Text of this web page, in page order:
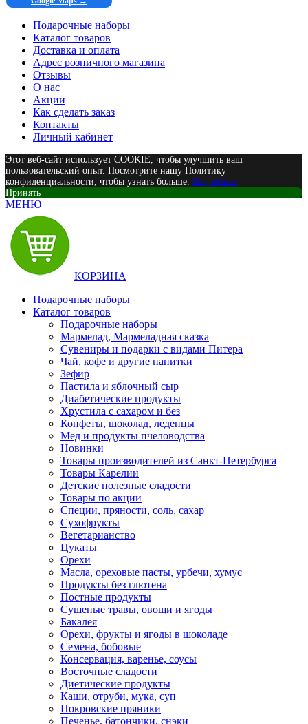
Подарочные наборы
Каталог товаров
Доставка и оплата
Адрес розничного магазина
Отзывы
О нас
Акции
Как сделать заказ
Контакты
Личный кабинет
Этот веб-сайт использует COOKIE, чтобы улучшить ваш
пользовательский опыт. Посмотрите нашу Политику
конфиденциальности, чтобы узнать больше. Подробнее
Принять
МЕНЮ
КОРЗИНА
Подарочные наборы
Каталог товаров
Подарочные наборы
Мармелад, Мармеладная сказка
Сувениры и подарки с видами Питера
Чай, кофе и другие напитки
Зефир
Пастила и яблочный сыр
Диабетические продукты
Хрустила с сахаром и без
Конфеты, шоколад, леденцы
Мед и продукты пчеловодства
Новинки
Товары производителей из Санкт-Петербурга
Товары Карелии
Детские полезные сладости
Товары по акции
Специи, пряности, соль, сахар
Сухофрукты
Вегетарианство
Цукаты
Орехи
Масла, ореховые пасты, урбечи, хумус
Продукты без глютена
Постные продукты
Сушеные травы, овощи и ягоды
Бакалея
Орехи, фрукты и ягоды в шоколаде
Семена, бобовые
Консервация, варенье, соусы
Восточные сладости
Диетические продукты
Каши, отруби, мука, суп
Покровские пряники
Печенье, батончики, снэки